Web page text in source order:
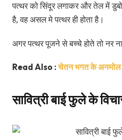
पत्थर को सिंदूर लगाकर और तेल में
है, वह असल मे पत्थर ही होता है।
अगर पत्थर पूजने से बच्चे होते तो नर
Read Also :चेतन भगत के अनमोल
सावित्री बाई फुले के